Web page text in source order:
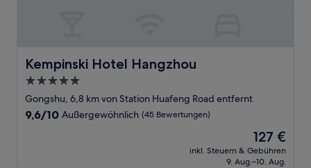
Kempinski Hotel Hangzhou
Kempinski Hotel Hangzhou
5.0-
Sterne-
Unterkunft
Gongshu, 6,8 km von Station Huafeng Road entfernt
9.6
9,6/10 Außergewöhnlich (45 Bewertungen)
Der
Preis
beträgt
127 €
inkl. Steuern & Gebühren
9. Aug.–10. Aug.